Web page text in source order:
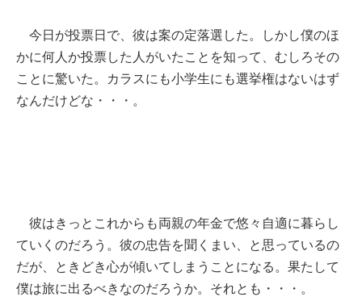
今日が投票日で、彼は案の定落選した。しかし僕のほ
かに何人か投票した人がいたことを知って、むしろその
ことに驚いた。カラスにも小学生にも選挙権はないはず
なんだけどな・・・。
彼はきっとこれからも両親の年金で悠々自適に暮らし
ていくのだろう。彼の忠告を聞くまい、と思っているの
だが、ときどき心が傾いてしまうことになる。果たして
僕は旅に出るべきなのだろうか。それとも・・・。